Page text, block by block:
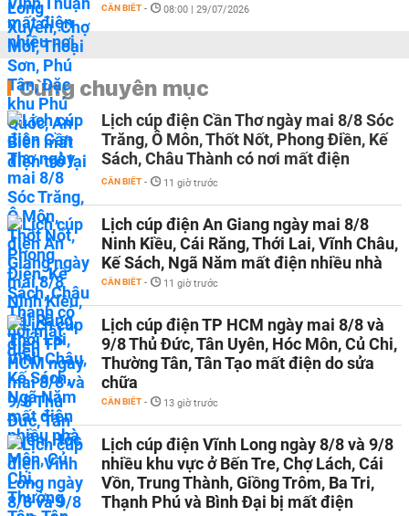
CẦN BIẾT - 08:00 | 29/07/2026
Cùng chuyên mục
Lịch cúp điện Cần Thơ ngày mai 8/8 Sóc
Trăng, Ô Môn, Thốt Nốt, Phong Điền, Kế
Sách, Châu Thành có nơi mất điện
CẦN BIẾT - 11 giờ trước
Lịch cúp điện An Giang ngày mai 8/8
Ninh Kiều, Cái Răng, Thới Lai, Vĩnh Châu,
Kế Sách, Ngã Năm mất điện nhiều nhà
CẦN BIẾT - 11 giờ trước
Lịch cúp điện TP HCM ngày mai 8/8 và
9/8 Thủ Đức, Tân Uyên, Hóc Môn, Củ Chi,
Thường Tân, Tân Tạo mất điện do sửa
chữa
CẦN BIẾT - 13 giờ trước
Lịch cúp điện Vĩnh Long ngày 8/8 và 9/8
nhiều khu vực ở Bến Tre, Chợ Lách, Cái
Vồn, Trung Thành, Giồng Trôm, Ba Tri,
Thạnh Phú và Bình Đại bị mất điện